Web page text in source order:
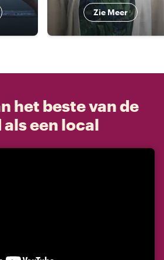
Zie Meer
het beste van de
als een local